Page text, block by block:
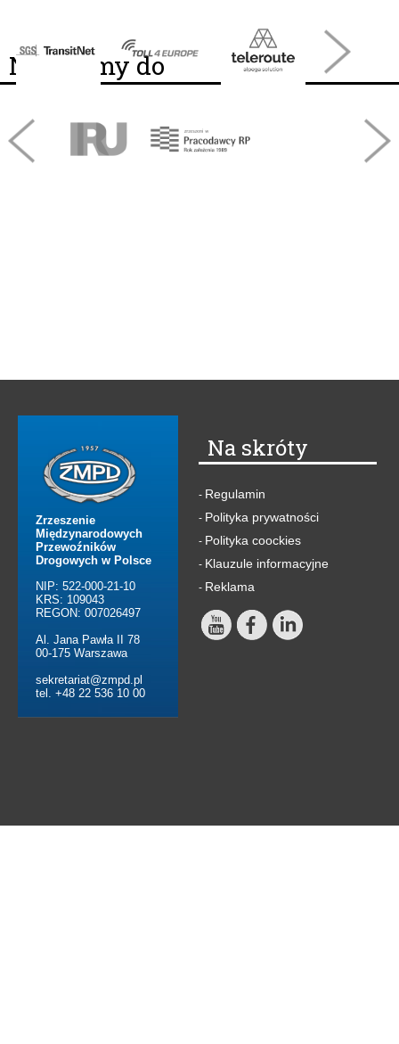
Należymy do
Zrzeszenie
Międzynarodowych
Przewoźników
Drogowych w Polsce
NIP: 522-000-21-10
KRS: 109043
REGON: 007026497
Al. Jana Pawła II 78
00-175 Warszawa
sekretariat@zmpd.pl
tel. +48 22 536 10 00
Na skróty
- Regulamin
- Polityka prywatności
- Polityka coockies
- Klauzule informacyjne
- Reklama